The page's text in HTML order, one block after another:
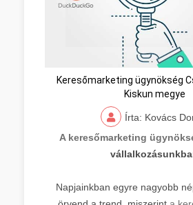
Keresőmarketing ügynökség
Kiskun megye
Írta: Kovács
A keresőmarketing
Napjainkban egyre nagyobb